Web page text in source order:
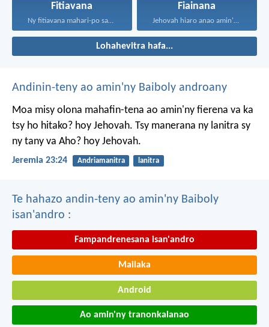
Fitiavana
Ny fitiavana mahari-po sady...
Fiainana
Jehovah hiaro anao amin'ny...
Lohahevitra hafa...
Andinin-teny ao amin'ny Baiboly androany
Moa misy olona mahafin-tena ao amin'ny fierena va ka
tsy ho hitako? hoy Jehovah. Tsy manerana ny lanitra sy
ny tany va Aho? hoy Jehovah.
Jeremia 23:24 Andriamanitra lanitra
Te hahazo andin-teny ao amin'ny Baiboly
isan'andro :
Fampandrenesana isan'andro
Mailaka
Android
Ao amin'ny tranonkalanao